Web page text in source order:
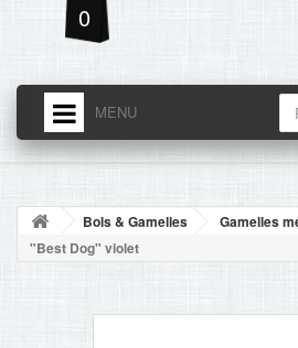
0
MENU
ACCUEIL
NOUVELLES
ACCUEIL
Bols & Gamelles Gamelles
"Best Dog" violet